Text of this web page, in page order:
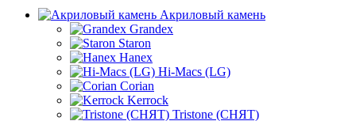
Акриловый камень
Grandex
Staron
Hanex
Hi-Macs (LG)
Corian
Kerrock
Tristone (СНЯТ)